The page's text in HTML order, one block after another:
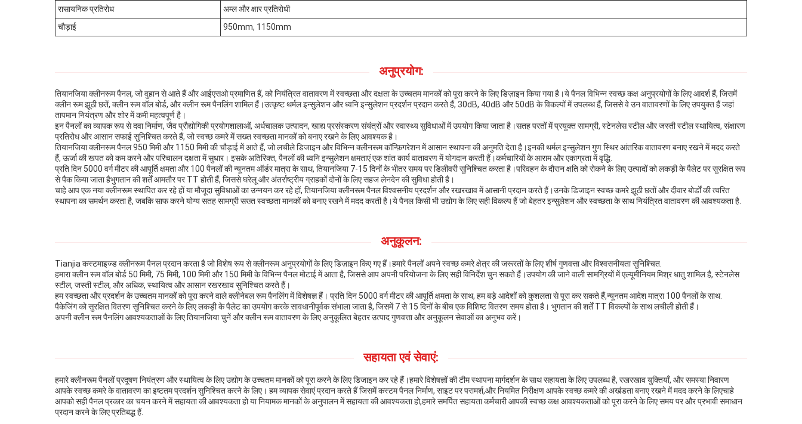
रासायनिक प्रतिरोध
अम्ल और क्षार प्रतिरोधी
चौड़ाई
950mm, 1150mm
अनुप्रयोग:
तियानजिया क्लीनरूम पैनल, जो वुहान से आते हैं और आईएसओ प्रमाणित हैं, को नियंत्रित वातावरण में स्वच्छता और दक्षता के उच्चतम मानकों को पूरा करने के लिए डिज़ाइन किया गया है।ये पैनल विभिन्न स्वच्छ कक्ष अनुप्रयोगों के लिए आदर्श हैं, जिसमें
क्लीन रूम झूठी छतें, क्लीन रूम वॉल बोर्ड, और क्लीन रूम पैनलिंग शामिल हैं।उत्कृष्ट थर्मल इन्सुलेशन और ध्वनि इन्सुलेशन प्रदर्शन प्रदान करते हैं, 30dB, 40dB और 50dB के विकल्पों में उपलब्ध हैं, जिससे वे उन वातावरणों के लिए उपयुक्त हैं जहां
तापमान नियंत्रण और शोर में कमी महत्वपूर्ण है।
इन पैनलों का व्यापक रूप से दवा निर्माण, जैव प्रौद्योगिकी प्रयोगशालाओं, अर्धचालक उत्पादन, खाद्य प्रसंस्करण संयंत्रों और स्वास्थ्य सुविधाओं में उपयोग किया जाता है।सतह परतों में प्रयुक्त सामग्री, स्टेनलेस स्टील और जस्ती स्टील स्थायित्व, संक्षारण
प्रतिरोध और आसान सफाई सुनिश्चित करते हैं, जो स्वच्छ कमरे में सख्त स्वच्छता मानकों को बनाए रखने के लिए आवश्यक है।
तियानजिया क्लीनरूम पैनल 950 मिमी और 1150 मिमी की चौड़ाई में आते हैं, जो लचीले डिजाइन और विभिन्न क्लीनरूम कॉन्फ़िगरेशन में आसान स्थापना की अनुमति देता है।इनकी थर्मल इन्सुलेशन गुण स्थिर आंतरिक वातावरण बनाए रखने में मदद करते
हैं, ऊर्जा की खपत को कम करने और परिचालन दक्षता में सुधार। इसके अतिरिक्त, पैनलों की ध्वनि इन्सुलेशन क्षमताएं एक शांत कार्य वातावरण में योगदान करती हैं।कर्मचारियों के आराम और एकाग्रता में वृद्धि.
प्रति दिन 5000 वर्ग मीटर की आपूर्ति क्षमता और 100 पैनलों की न्यूनतम ऑर्डर मात्रा के साथ, तियानजिया 7-15 दिनों के भीतर समय पर डिलीवरी सुनिश्चित करता है।परिवहन के दौरान क्षति को रोकने के लिए उत्पादों को लकड़ी के पैलेट पर सुरक्षित रूप
से पैक किया जाता हैभुगतान की शर्तें आमतौर पर TT होती हैं, जिससे घरेलू और अंतर्राष्ट्रीय ग्राहकों दोनों के लिए सहज लेनदेन की सुविधा होती है।
चाहे आप एक नया क्लीनरूम स्थापित कर रहे हों या मौजूदा सुविधाओं का उन्नयन कर रहे हों, तियानजिया क्लीनरूम पैनल विश्वसनीय प्रदर्शन और रखरखाव में आसानी प्रदान करते हैं।उनके डिजाइन स्वच्छ कमरे झूठी छतों और दीवार बोर्डों की त्वरित
स्थापना का समर्थन करता है, जबकि साफ करने योग्य सतह सामग्री सख्त स्वच्छता मानकों को बनाए रखने में मदद करती है।ये पैनल किसी भी उद्योग के लिए सही विकल्प हैं जो बेहतर इन्सुलेशन और स्वच्छता के साथ नियंत्रित वातावरण की आवश्यकता है.
अनुकूलन:
Tianjia कस्टमाइज्ड क्लीनरूम पैनल प्रदान करता है जो विशेष रूप से क्लीनरूम अनुप्रयोगों के लिए डिज़ाइन किए गए हैं।हमारे पैनलों अपने स्वच्छ कमरे क्षेत्र की जरूरतों के लिए शीर्ष गुणवत्ता और विश्वसनीयता सुनिश्चित.
हमारा क्लीन रूम वॉल बोर्ड 50 मिमी, 75 मिमी, 100 मिमी और 150 मिमी के विभिन्न पैनल मोटाई में आता है, जिससे आप अपनी परियोजना के लिए सही विनिर्देश चुन सकते हैं।उपयोग की जाने वाली सामग्रियों में एल्यूमीनियम मिश्र धातु शामिल है, स्टेनलेस
स्टील, जस्ती स्टील, और अधिक, स्थायित्व और आसान रखरखाव सुनिश्चित करते हैं।
हम स्वच्छता और प्रदर्शन के उच्चतम मानकों को पूरा करने वाले क्लीनेबल रूम पैनलिंग में विशेषज्ञ हैं। प्रति दिन 5000 वर्ग मीटर की आपूर्ति क्षमता के साथ, हम बड़े आदेशों को कुशलता से पूरा कर सकते हैं,न्यूनतम आदेश मात्रा 100 पैनलों के साथ.
पैकेजिंग को सुरक्षित वितरण सुनिश्चित करने के लिए लकड़ी के पैलेट का उपयोग करके सावधानीपूर्वक संभाला जाता है, जिसमें 7 से 15 दिनों के बीच एक विशिष्ट वितरण समय होता है। भुगतान की शर्तें TT विकल्पों के साथ लचीली होती हैं।
अपनी क्लीन रूम पैनलिंग आवश्यकताओं के लिए तियानजिया चुनें और क्लीन रूम वातावरण के लिए अनुकूलित बेहतर उत्पाद गुणवत्ता और अनुकूलन सेवाओं का अनुभव करें।
सहायता एवं सेवाएं:
हमारे क्लीनरूम पैनलों प्रदूषण नियंत्रण और स्थायित्व के लिए उद्योग के उच्चतम मानकों को पूरा करने के लिए डिजाइन कर रहे हैं।हमारे विशेषज्ञों की टीम स्थापना मार्गदर्शन के साथ सहायता के लिए उपलब्ध है, रखरखाव युक्तियाँ, और समस्या निवारण
आपके स्वच्छ कमरे के वातावरण का इष्टतम प्रदर्शन सुनिश्चित करने के लिए। हम व्यापक सेवाएं प्रदान करते हैं जिसमें कस्टम पैनल निर्माण, साइट पर परामर्श,और नियमित निरीक्षण आपके स्वच्छ कमरे की अखंडता बनाए रखने में मदद करने के लिएचाहे
आपको सही पैनल प्रकार का चयन करने में सहायता की आवश्यकता हो या नियामक मानकों के अनुपालन में सहायता की आवश्यकता हो,हमारे समर्पित सहायता कर्मचारी आपकी स्वच्छ कक्ष आवश्यकताओं को पूरा करने के लिए समय पर और प्रभावी समाधान
प्रदान करने के लिए प्रतिबद्ध हैं.